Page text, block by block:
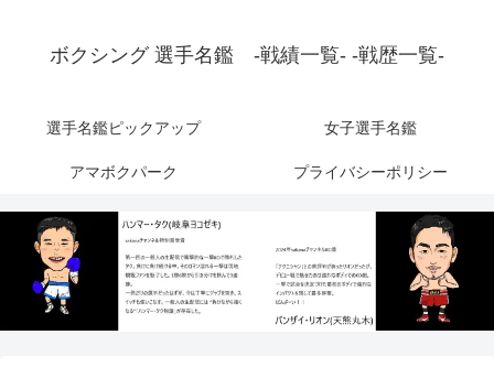
ボクシング 選手名鑑 -戦績一覧- -戦歴一覧-
選手名鑑ピックアップ 女子選手名鑑
アマボクパーク プライバシーポリシー